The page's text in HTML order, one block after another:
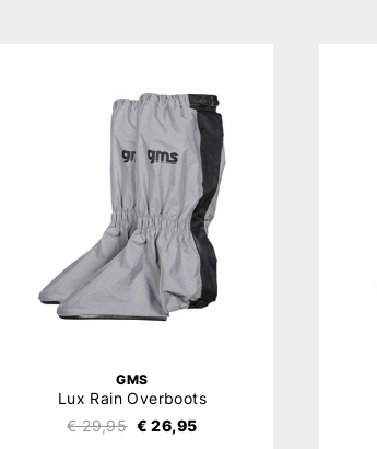
GMS
Lux Rain Overboots
€ 29,95 € 26,95